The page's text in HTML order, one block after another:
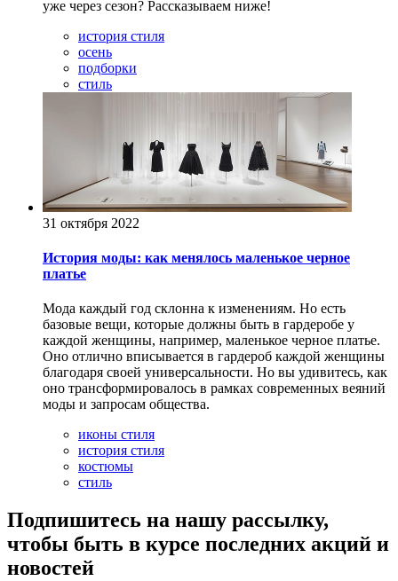
уже через сезон? Рассказываем ниже!
история стиля
осень
подборки
стиль
31 октября 2022
История моды: как менялось маленькое черное
платье
Мода каждый год склонна к изменениям. Но есть
базовые вещи, которые должны быть в гардеробе у
каждой женщины, например, маленькое черное платье.
Оно отлично вписывается в гардероб каждой женщины
благодаря своей универсальности. Но вы удивитесь, как
оно трансформировалось в рамках современных веяний
моды и запросам общества.
иконы стиля
история стиля
костюмы
стиль
Подпишитесь на нашу рассылку,
чтобы быть в курсе последних акций и
новостей